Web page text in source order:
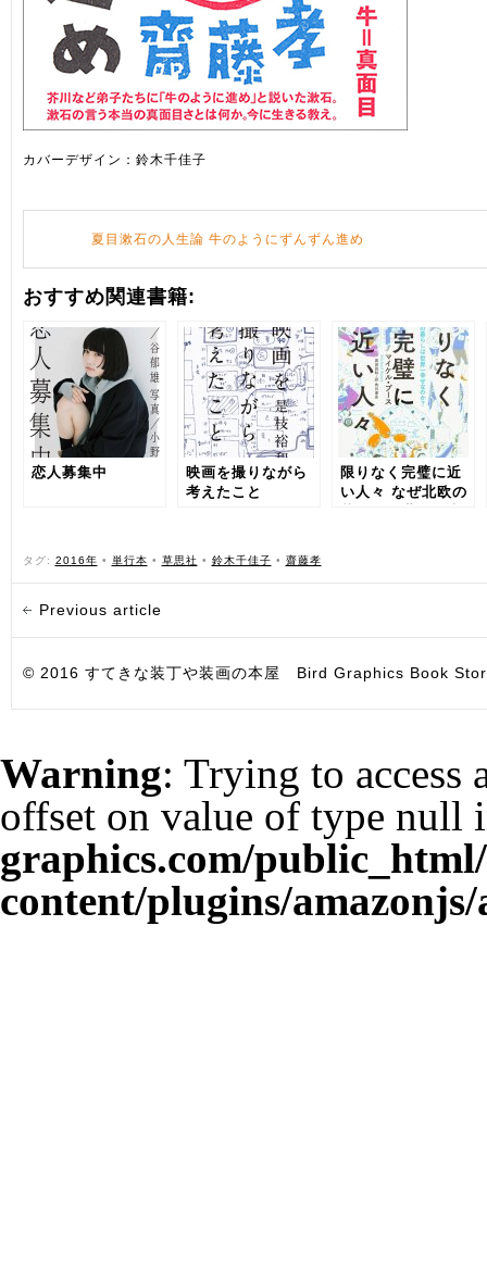
カバーデザイン：鈴木千佳子
夏目漱石の人生論 牛のようにずんずん進め
おすすめ関連書籍:
恋人募集中
映画を撮りながら
考えたこと
限りなく完璧に近
い人々 なぜ北欧の
タグ: 2016年 • 単行本 • 草思社 • 鈴木千佳子 • 齋藤孝
Previous article
© 2016 すてきな装丁や装画の本屋 Bird Graphics Book
Warning: Trying to access
offset on value of type null
graphics.com/
content/plugins/